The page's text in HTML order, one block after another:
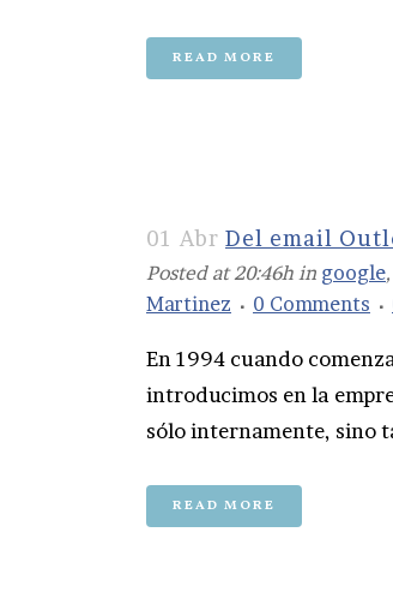
READ MORE
01 Abr Del email
Posted at 20:46h in google,
Martinez
0 Comments
En 1994 cuando
introducimos en la
sólo internamente, sino
READ MORE